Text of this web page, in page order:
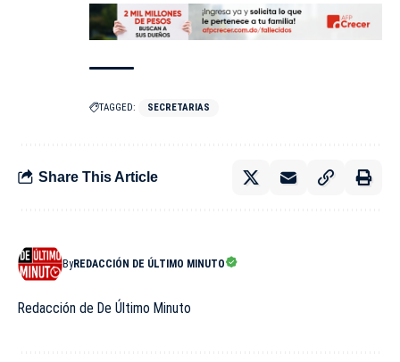
TAGGED: SECRETARIAS
Share This Article
ByREDACCIÓN DE ÚLTIMO MINUTO
Redacción de De Último Minuto